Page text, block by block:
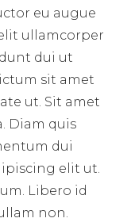
eu augue
ullamcorper
dui ut
sit amet
ut. Sit amet
Diam quis
dui
elit ut.
Libero id
non.